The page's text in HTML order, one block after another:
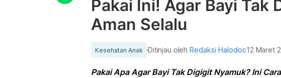
Pakai Ini! Agar Bayi Tak
Aman Selalu
Kesehatan Anak Ditinjau olehRedaksi Halodoc12 Maret
Pakai Apa Agar Bayi Tak Digigit Nyamuk? Ini